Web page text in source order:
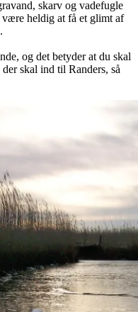
skarv og vadefugle
være heldig at få et glimt af
og det betyder at du skal
skal ind til Randers, så